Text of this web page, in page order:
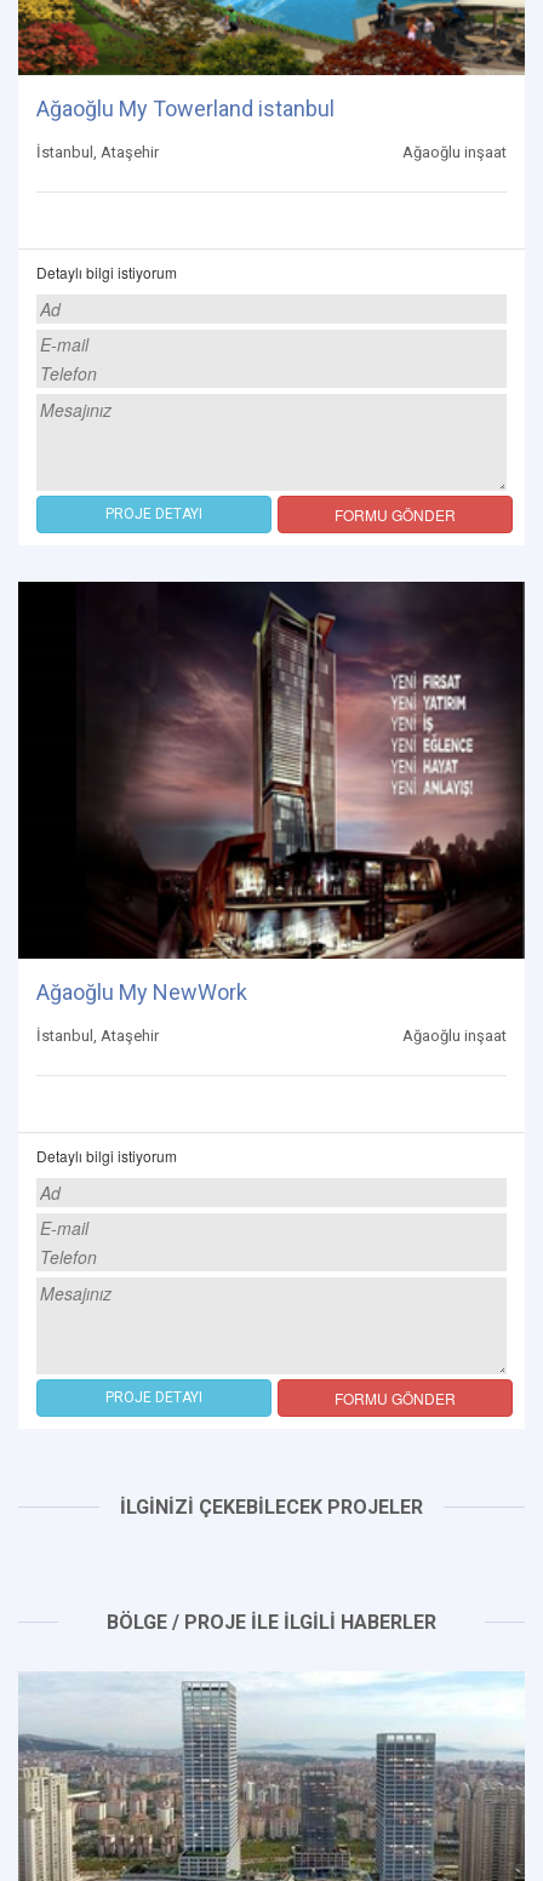
Ağaoğlu My Towerland istanbul
İstanbul, Ataşehir Ağaoğlu inşaat
Detaylı bilgi istiyorum
PROJE DETAYI FORMU GÖNDER
Ağaoğlu My NewWork
İstanbul, Ataşehir Ağaoğlu inşaat
Detaylı bilgi istiyorum
PROJE DETAYI FORMU GÖNDER
İLGİNİZİ ÇEKEBİLECEK PROJELER
BÖLGE / PROJE İLE İLGİLİ HABERLER